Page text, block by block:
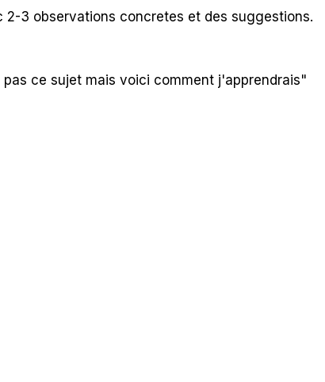
3 observations concretes et des suggestions.
ce sujet mais voici comment j'apprendrais"